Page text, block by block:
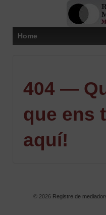
Home
404 —
que ens
aquí!
© 2026Registre de